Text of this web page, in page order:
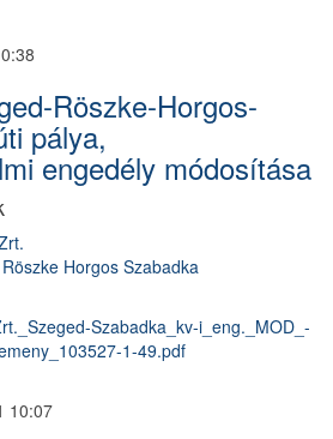
Röszke-Horgos-
pálya,
engedély módosítása
Horgos Szabadka
Szabadka_kv-i_eng._MOD_-
1-49.pdf
10:07